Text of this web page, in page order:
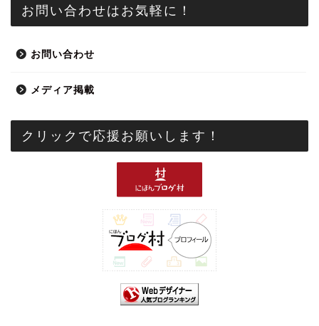
お問い合わせはお気軽に！
お問い合わせ
メディア掲載
クリックで応援お願いします！